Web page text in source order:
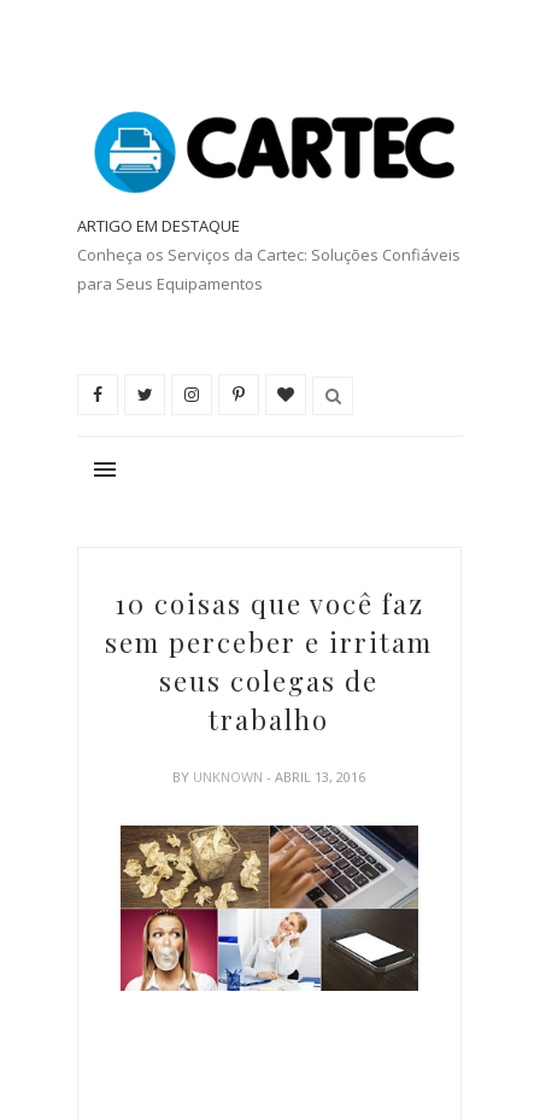
ARTIGO EM DESTAQUE
Conheça os Serviços da Cartec: Soluções Confiáveis
para Seus Equipamentos
10 coisas que você faz
sem perceber e irritam
seus colegas de
trabalho
BY UNKNOWN- ABRIL 13, 2016